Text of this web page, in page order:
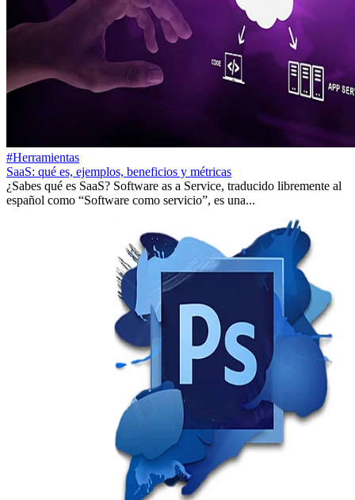
#Herramientas
SaaS: qué es, ejemplos, beneficios y métricas
¿Sabes qué es SaaS? Software as a Service, traducido libremente al
español como “Software como servicio”, es una...